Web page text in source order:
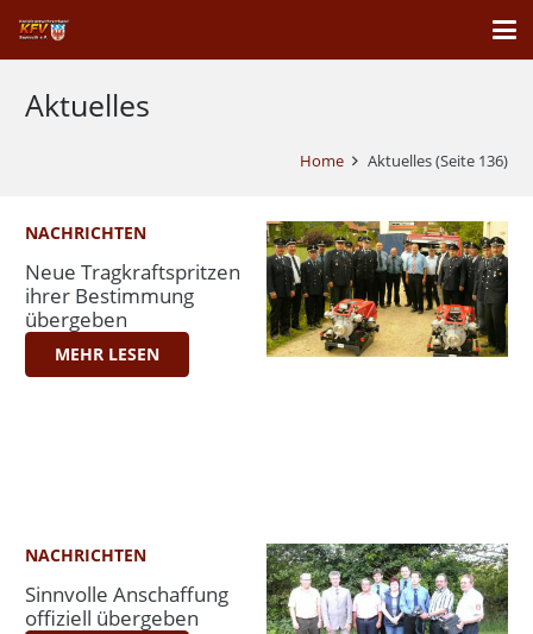
Aktuelles
Home Aktuelles(Seite 136)
NACHRICHTEN
Neue Tragkraftspritzen
ihrer Bestimmung
übergeben
MEHR LESEN
NACHRICHTEN
Sinnvolle Anschaffung
offiziell übergeben